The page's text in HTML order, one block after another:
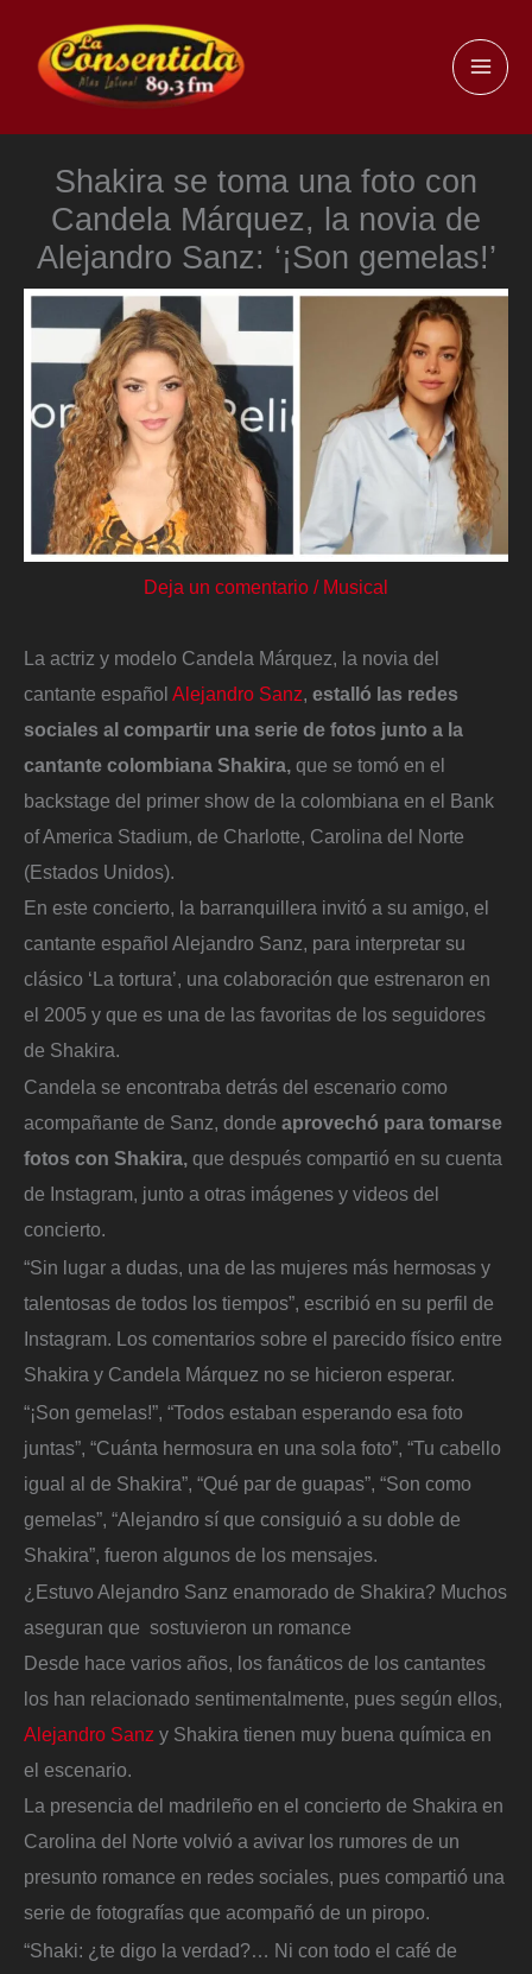
contenido
Shakira se toma una foto con
Candela Márquez, la novia de
Alejandro Sanz: ‘¡Son gemelas!’
Deja un comentario / Musical
La actriz y modelo Candela Márquez, la novia del
cantante español Alejandro Sanz, estalló las redes
sociales al compartir una serie de fotos junto a la
cantante colombiana Shakira, que se tomó en el
backstage del primer show de la colombiana en el Bank
of America Stadium, de Charlotte, Carolina del Norte
(Estados Unidos).
En este concierto, la barranquillera invitó a su amigo, el
cantante español Alejandro Sanz, para interpretar su
clásico ‘La tortura’, una colaboración que estrenaron en
el 2005 y que es una de las favoritas de los seguidores
de Shakira.
Candela se encontraba detrás del escenario como
acompañante de Sanz, donde aprovechó para tomarse
fotos con Shakira, que después compartió en su cuenta
de Instagram, junto a otras imágenes y videos del
concierto.
“Sin lugar a dudas, una de las mujeres más hermosas y
talentosas de todos los tiempos”, escribió en su perfil de
Instagram. Los comentarios sobre el parecido físico entre
Shakira y Candela Márquez no se hicieron esperar.
“¡Son gemelas!”, “Todos estaban esperando esa foto
juntas”, “Cuánta hermosura en una sola foto”, “Tu cabello
igual al de Shakira”, “Qué par de guapas”, “Son como
gemelas”, “Alejandro sí que consiguió a su doble de
Shakira”, fueron algunos de los mensajes.
¿Estuvo Alejandro Sanz enamorado de Shakira? Muchos
aseguran que sostuvieron un romance
Desde hace varios años, los fanáticos de los cantantes
los han relacionado sentimentalmente, pues según ellos,
Alejandro Sanz y Shakira tienen muy buena química en
el escenario.
La presencia del madrileño en el concierto de Shakira en
Carolina del Norte volvió a avivar los rumores de un
presunto romance en redes sociales, pues compartió una
serie de fotografías que acompañó de un piropo.
“Shaki: ¿te digo la verdad?… Ni con todo el café de